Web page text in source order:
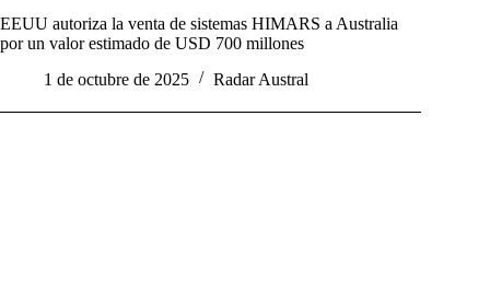
EEUU autoriza la venta de sistemas HIMARS a Australia
por un valor estimado de USD 700 millones
1 de octubre de 2025
Radar Austral